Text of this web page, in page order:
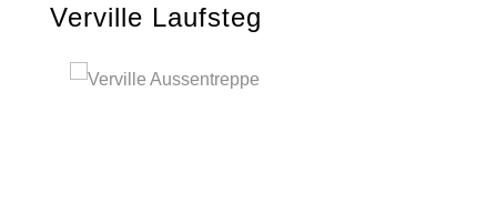
Verville Laufsteg